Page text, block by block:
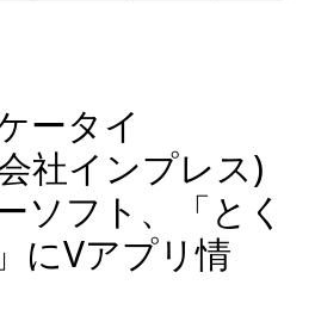
ータイ
社インプレス)
ソフト、「とく
にVアプリ情